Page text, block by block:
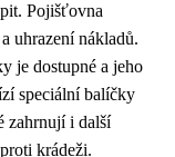
Pojišťovna
uhrazení nákladů.
je dostupné a jeho
speciální balíčky
zahrnují i další
krádeži.